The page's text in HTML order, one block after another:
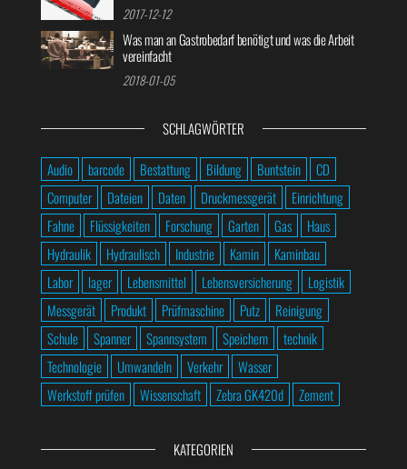
2017-12-12
Was man an Gastrobedarf benötigt und was die Arbeit
vereinfacht
2018-01-05
SCHLAGWÖRTER
Audio barcode Bestattung Bildung Buntstein
CD
Computer
Dateien Daten Druckmessgerät
Einrichtung
Fahne
Flüssigkeiten Forschung Garten Gas
Haus
Hydraulik
Hydraulisch Industrie Kamin
Kaminbau
Labor
lager Lebensmittel Lebensversicherung
Logistik
Messgerät
Produkt Prüfmaschine Putz
Reinigung
Schule
Spanner Spannsystem Speichern
technik
Technologie
Umwandeln Verkehr
Wasser
Werkstoff prüfen
Wissenschaft Zebra GK420d Zement
KATEGORIEN